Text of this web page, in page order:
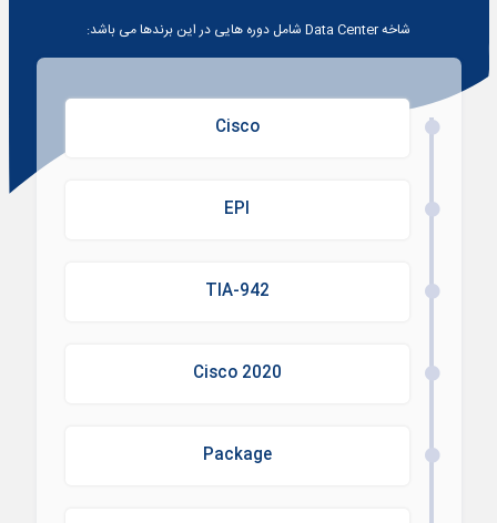
شاخهData Center شامل دوره هایی در این برندها می باشد:
Cisco
EPI
TIA-942
Cisco 2020
Package